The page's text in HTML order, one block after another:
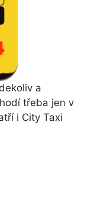
a
třeba jen v
i City Taxi